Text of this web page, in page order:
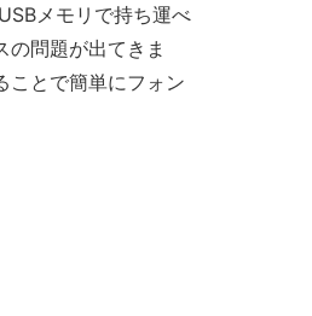
メモリで持ち運べ
問題が出てきま
ことで簡単にフォン